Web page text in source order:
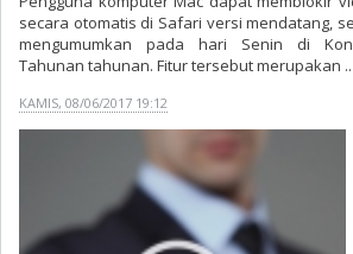
secara otomatis di Safari versi mendatang,
mengumumkan pada hari Senin di
Tahunan tahunan. Fitur tersebut merupakan ..
KAMIS, 08/06/2017 19:12